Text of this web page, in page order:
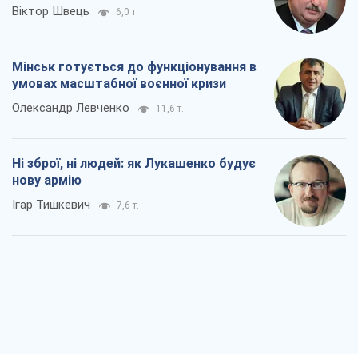
Віктор Швець 6,0 т.
Мінськ готується до функціонування в
умовах масштабної воєнної кризи
Олександр Левченко 11,6 т.
Ні зброї, ні людей: як Лукашенко будує
нову армію
Ігар Тишкевич 7,6 т.